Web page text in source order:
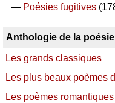
— Poésies fugitives
Anthologie de la
Les grands classiques
Les plus beaux poèmes
Les poèmes romantiques